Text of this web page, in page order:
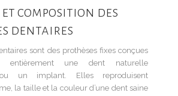
composition des
dentaires
sont des prothèses fixes conçues
entièrement une dent naturelle
ou un implant. Elles reproduisent
la taille et la couleur d’une dent saine